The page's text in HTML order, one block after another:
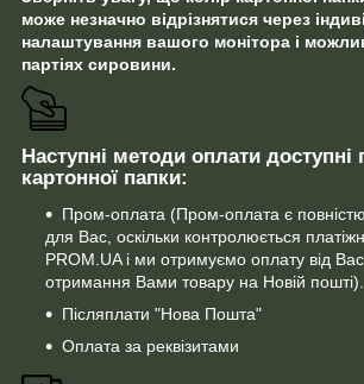
може незначно відрізнятися через
налаштування вашого монітора і
партіях сировини.
Наступні методи оплати доступні
картонної папки:
Пром-оплата (Пром-оплата є
для Вас, оскільки контролюється
PROM.UA і ми отримуємо оплату від Вас
отримання Вами товару на Новій пошті).
Післяплати "Нова Пошта"
Оплата за реквізитами